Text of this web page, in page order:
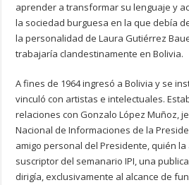
aprender a transformar su lenguaje y
la sociedad burguesa en la que debía
la personalidad de Laura Gutiérrez
trabajaría clandestinamente en Bolivia.
A fines de 1964 ingresó a Bolivia y se
vinculó con artistas e intelectuales.
relaciones con Gonzalo López Muñoz,
Nacional de Informaciones de la
amigo personal del Presidente, quién
suscriptor del semanario IPI, una
dirigía, exclusivamente al alcance de